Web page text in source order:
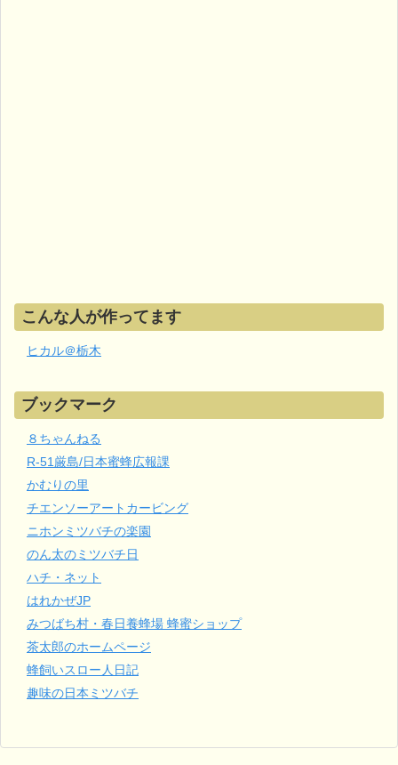
こんな人が作ってます
ヒカル＠栃木
ブックマーク
８ちゃんねる
R-51厳島/日本蜜蜂広報課
かむりの里
チエンソーアートカービング
ニホンミツバチの楽園
のん太のミツバチ日
ハチ・ネット
はれかぜJP
みつばち村・春日養蜂場 蜂蜜ショップ
茶太郎のホームページ
蜂飼いスロー人日記
趣味の日本ミツバチ